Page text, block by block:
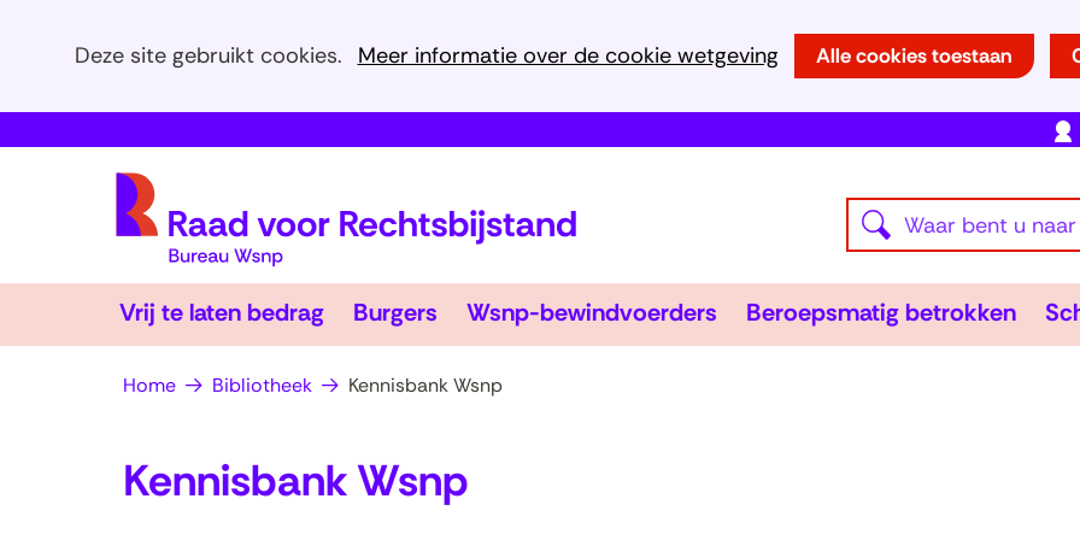
CookiesDeze site gebruikt cookies.
Meer informatie over de cookie wetgeving
deze
Alle cookies toestaan
Ga
naar
k
Waar
bent
u
naar
op
Vrij te laten bedrag
Vrij
te
laten
bedrag
Uitklappen
Burgers
Burgers
Uitklappen
Wsnp-bewindvoerders
Wsnp-
bewindvoerders
Uitklappen
Beroepsmatig betrokken
Home Bibliotheek Kennisbank Wsnp
Kennisbank Wsnp